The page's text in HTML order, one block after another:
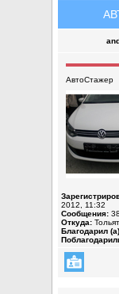
АвтоСтажер
2012, 11:32
Сообщения: 38
Откуда:
Благодарил